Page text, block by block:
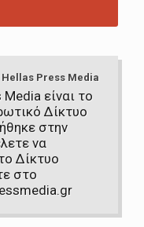
Press Media
είναι το
Δίκτυο
στην
να
Δίκτυο
στο